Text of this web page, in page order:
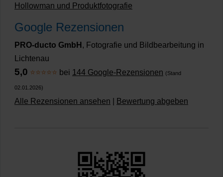
Hollowman und Produktfotografie
Google Rezensionen
PRO-ducto GmbH , Fotografie und Bildbearbeitung in
Lichtenau
5,0 ⭐⭐⭐⭐⭐ bei 144 Google-Rezensionen (Stand
02.01.2026)
Alle Rezensionen ansehen Bewertung abgeben